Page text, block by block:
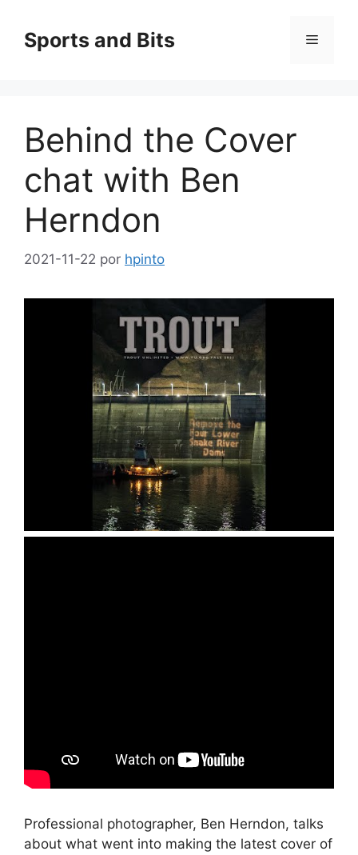
contenido
Sports and Bits Menú
Behind the Cover
chat with Ben
Herndon
2021-11-22 por hpinto
Professional photographer, Ben Herndon, talks
about what went into making the latest cover of